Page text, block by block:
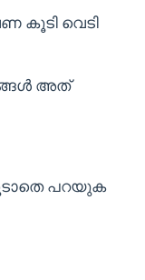
കൂടി വെടി
അത്
പറയുക